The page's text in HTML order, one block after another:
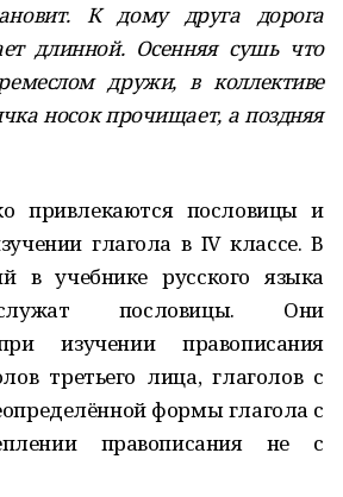
К дому друга дорога
длинной. Осенняя сушь что
дружи, в коллективе
носок прочищает, а поздняя
привлекаются пословицы и
глагола в IV классе. В
в учебнике русского языка
пословицы. Они
изучении правописания
третьего лица, глаголов с
формы глагола с
правописания не с